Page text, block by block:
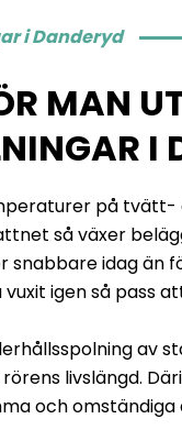
i Danderyd
MAN
I
på
så växer
snabbare idag än
igen så pass
av
livslängd.
och